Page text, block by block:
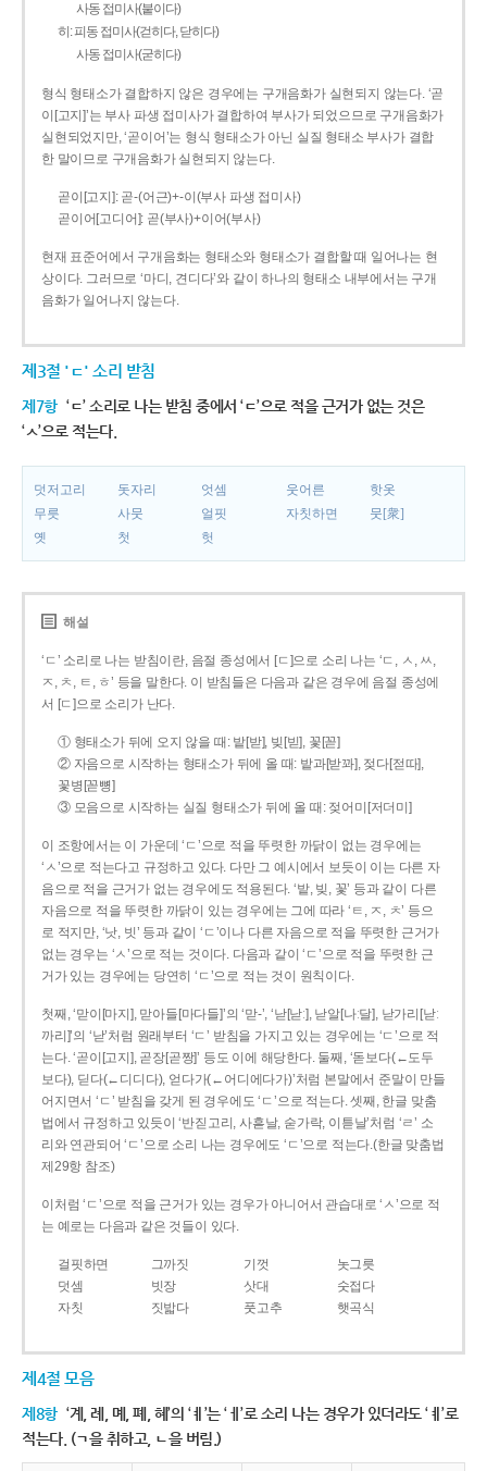
사동 접미사(붙이다)
히: 피동 접미사(걷히다, 닫히다)
사동 접미사(굳히다)
형식 형태소가 결합하지 않은 경우에는 구개음화가 실현되지 않는다. ‘곧
이[고지]’는 부사 파생 접미사가 결합하여 부사가 되었으므로 구개음화가
실현되었지만, ‘곧이어’는 형식 형태소가 아닌 실질 형태소 부사가 결합
한 말이므로 구개음화가 실현되지 않는다.
곧이[고지]: 곧-­(어근)+­-이(부사 파생 접미사)
곧이어[고디어]: 곧(부사)+이어(부사)
현재 표준어에서 구개음화는 형태소와 형태소가 결합할 때 일어나는 현
상이다. 그러므로 ‘마디, 견디다’와 같이 하나의 형태소 내부에서는 구개
음화가 일어나지 않는다.
제3절 'ㄷ' 소리 받침
제7항 ‘ㄷ’ 소리로 나는 받침 중에서 ‘ㄷ’으로 적을 근거가 없는 것은
‘ㅅ’으로 적는다.
덧저고리 돗자리 엇셈 웃어른
핫옷
무릇
사뭇 얼핏 자칫하면
뭇[衆]
옛
첫 헛
해설
‘ㄷ’ 소리로 나는 받침이란, 음절 종성에서 [ㄷ]으로 소리 나는 ‘ㄷ, ㅅ, ㅆ,
ㅈ, ㅊ, ㅌ, ㅎ’ 등을 말한다. 이 받침들은 다음과 같은 경우에 음절 종성에
서 [ㄷ]으로 소리가 난다.
① 형태소가 뒤에 오지 않을 때: 밭[받], 빚[빋], 꽃[꼳]
② 자음으로 시작하는 형태소가 뒤에 올 때: 밭과[받꽈], 젖다[젇따],
꽃병[꼳뼝]
③ 모음으로 시작하는 실질 형태소가 뒤에 올 때: 젖어미[저더미]
이 조항에서는 이 가운데 ‘ㄷ’으로 적을 뚜렷한 까닭이 없는 경우에는
‘ㅅ’으로 적는다고 규정하고 있다. 다만 그 예시에서 보듯이 이는 다른 자
음으로 적을 근거가 없는 경우에도 적용된다. ‘밭, 빚, 꽃’ 등과 같이 다른
자음으로 적을 뚜렷한 까닭이 있는 경우에는 그에 따라 ‘ㅌ, ㅈ, ㅊ’ 등으
로 적지만, ‘낫, 빗’ 등과 같이 ‘ㄷ’이나 다른 자음으로 적을 뚜렷한 근거가
없는 경우는 ‘ㅅ’으로 적는 것이다. 다음과 같이 ‘ㄷ’으로 적을 뚜렷한 근
거가 있는 경우에는 당연히 ‘ㄷ’으로 적는 것이 원칙이다.
첫째, ‘맏이[마지], 맏아들[마다들]’의 ‘맏-’, ‘낟[낟ː], 낟알[나ː달], 낟가리[낟ː
까리]’의 ‘낟’처럼 원래부터 ‘ㄷ’ 받침을 가지고 있는 경우에는 ‘ㄷ’으로 적
는다. ‘곧이[고지], 곧장[곧짱]’ 등도 이에 해당한다. 둘째, ‘돋보다(←도두
보다), 딛다(←디디다), 얻다가(←어디에다가)’처럼 본말에서 준말이 만들
어지면서 ‘ㄷ’ 받침을 갖게 된 경우에도 ‘ㄷ’으로 적는다. 셋째, 한글 맞춤
법에서 규정하고 있듯이 ‘반짇고리, 사흗날, 숟가락, 이튿날’처럼 ‘ㄹ’ 소
리와 연관되어 ‘ㄷ’으로 소리 나는 경우에도 ‘ㄷ’으로 적는다.(한글 맞춤법
제29항 참조)
이처럼 ‘ㄷ’으로 적을 근거가 있는 경우가 아니어서 관습대로 ‘ㅅ’으로 적
는 예로는 다음과 같은 것들이 있다.
걸핏하면 그까짓 기껏
놋그릇
덧셈
빗장 삿대
숫접다
자칫
짓밟다 풋고추 햇곡식
제4절 모음
제8항 ‘계, 례, 몌, 폐, 혜’의 ‘ㅖ’는 ‘ㅔ’로 소리 나는 경우가 있더라도 ‘ㅖ’로
적는다. (ㄱ을 취하고, ㄴ을 버림.)